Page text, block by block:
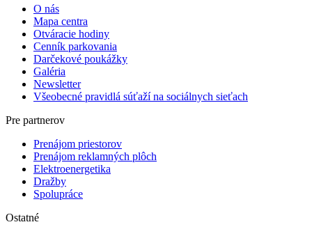
O nás
Mapa centra
Otváracie hodiny
Cenník parkovania
Darčekové poukážky
Galéria
Newsletter
Všeobecné pravidlá súťaží na sociálnych sieťach
Pre partnerov
Prenájom priestorov
Prenájom reklamných plôch
Elektro­­­energetika
Dražby
Spolupráce
Ostatné